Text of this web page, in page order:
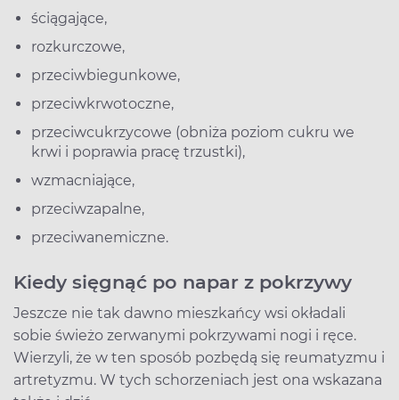
ściągające,
rozkurczowe,
przeciwbiegunkowe,
przeciwkrwotoczne,
przeciwcukrzycowe (obniża poziom cukru we
krwi i poprawia pracę trzustki),
wzmacniające,
przeciwzapalne,
przeciwanemiczne.
Kiedy sięgnąć po napar z pokrzywy
Jeszcze nie tak dawno mieszkańcy wsi okładali
sobie świeżo zerwanymi pokrzywami nogi i ręce.
Wierzyli, że w ten sposób pozbędą się reumatyzmu i
artretyzmu. W tych schorzeniach jest ona wskazana